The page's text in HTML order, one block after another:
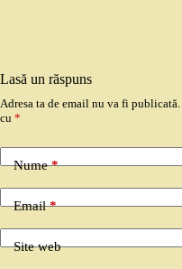
Lasă un răspuns
Adresa ta de email nu va fi publicată.
cu *
Nume*
Email*
Site web